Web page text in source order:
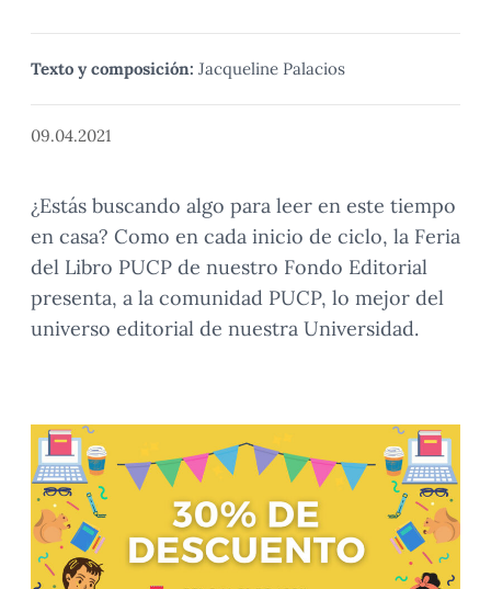
Texto y composición: Jacqueline Palacios
09.04.2021
¿Estás buscando algo para leer en este tiempo
en casa? Como en cada inicio de ciclo, la Feria
del Libro PUCP de nuestro Fondo Editorial
presenta, a la comunidad PUCP, lo mejor del
universo editorial de nuestra Universidad.